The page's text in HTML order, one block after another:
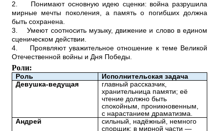
2.
Понимают основную идею сценки: война разрушила
мирные мечты поколения, а память о погибших должна
быть сохранена.
3.
Умеют соотносить музыку, движение и слово в едином
сценическом действии.
4.
Проявляют уважительное отношение к теме Великой
Отечественной войны и Дня Победы.
Роли:
Роль
Исполнительская задача
Девушка-ведущая
главный рассказчик,
хранительница памяти; её
чтение должно быть
спокойным, проникновенным,
с нарастанием драматизма.
Андрей
сильный, надёжный, немного
спорщик; в мирной части —